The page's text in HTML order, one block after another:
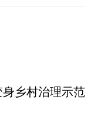
身乡村治理示范